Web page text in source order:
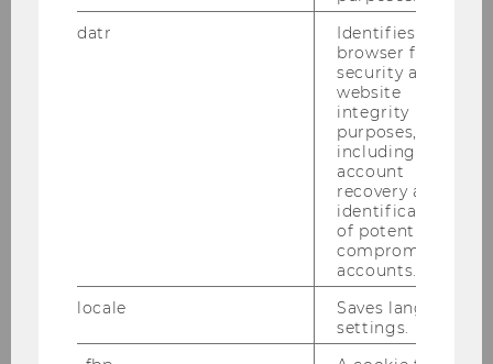
Consent Request Framework
Musterunternehmen ECC
ao. Univ. Prof. Dr. Alexander
WU-Project Meyer 19 (Rest)
Dr. Birgit Elisabeth Meyer
WU-Project Peer 19 (GB)
datr
Identifies the
browser for
security and
website
integrity
purposes,
including
account
recovery and
identification
of potentially
compromised
accounts.
locale
Saves language
settings.